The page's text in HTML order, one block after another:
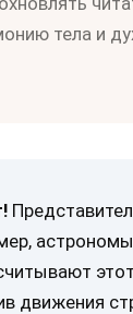
тела и
движения